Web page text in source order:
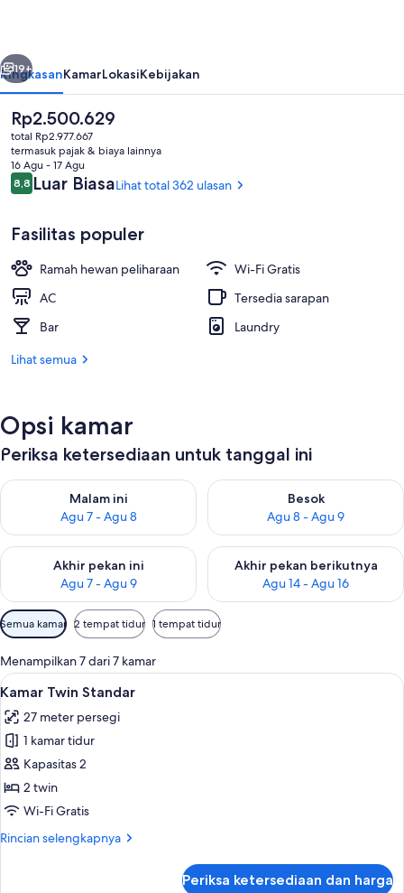
Bagian depan properti
Berikutnya
19+
RingkasanKamarLokasiKebijakan
Harga
saat
ini
Rp2.500.629
Rp2.500.629
total Rp2.977.667
termasuk pajak & biaya lainnya
16 Agu - 17 Agu
Ulasan
8,88,8 dari 10
Luar BiasaLihat total 362 ulasan
Fasilitas populer
Ramah hewan peliharaan
Wi-Fi Gratis
AC
Tersedia sarapan
Bar
Laundry
Lihat semua
Opsi kamar
Periksa ketersediaan untuk tanggal ini
Malam ini
Agu 7 - Agu 8
Periksa ketersediaan untuk malam ini Agu 7 - Agu 8
Besok
Agu 8 - Agu 9
Periksa ketersediaan untuk
Akhir pekan ini
Agu 7 - Agu 9
Periksa ketersediaan untuk akhir pekan ini Agu 7 - Agu 9
Akhir pekan berikutnya
Agu 14 - Agu 16
Periksa ketersediaan untuk
Filter
tersedia
untuk
kamar
Semua kamar 2 tempat tidur 1 tempat tidur
Menampilkan 7 dari 7 kamar
Lihat
semua
foto
untuk
Kamar
Twin
Standar
Kamar Twin Standar | Minibar,
6
Kamar Twin Standar
27 meter persegi
1 kamar tidur
Kapasitas 2
2 twin
Wi-Fi Gratis
Rincian selengkapnya
Rincian
Periksa ketersediaan dan harga